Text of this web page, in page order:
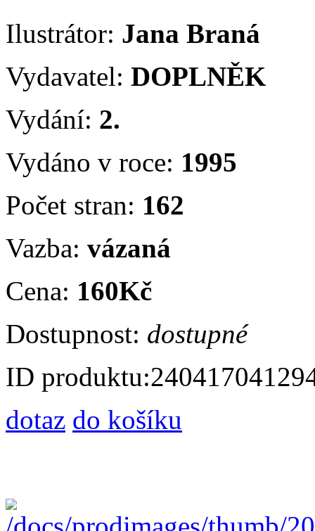
Ilustrátor: Jana Braná
Vydavatel: DOPLNĚK
Vydání: 2.
Vydáno v roce: 1995
Počet stran: 162
Vazba: vázaná
Cena: 160Kč
Dostupnost: dostupné
ID produktu:
dotaz do košíku